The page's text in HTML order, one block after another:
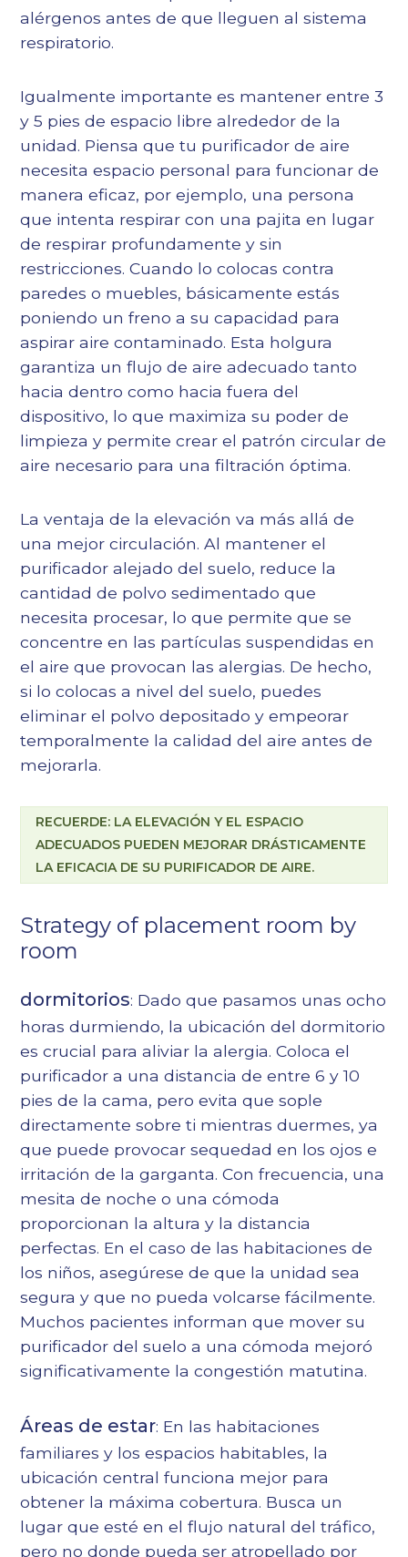
alérgenos antes de que lleguen al sistema
respiratorio.
Igualmente importante es mantener entre 3
y 5 pies de espacio libre alrededor de la
unidad. Piensa que tu purificador de aire
necesita espacio personal para funcionar de
manera eficaz, por ejemplo, una persona
que intenta respirar con una pajita en lugar
de respirar profundamente y sin
restricciones. Cuando lo colocas contra
paredes o muebles, básicamente estás
poniendo un freno a su capacidad para
aspirar aire contaminado. Esta holgura
garantiza un flujo de aire adecuado tanto
hacia dentro como hacia fuera del
dispositivo, lo que maximiza su poder de
limpieza y permite crear el patrón circular de
aire necesario para una filtración óptima.
La ventaja de la elevación va más allá de
una mejor circulación. Al mantener el
purificador alejado del suelo, reduce la
cantidad de polvo sedimentado que
necesita procesar, lo que permite que se
concentre en las partículas suspendidas en
el aire que provocan las alergias. De hecho,
si lo colocas a nivel del suelo, puedes
eliminar el polvo depositado y empeorar
temporalmente la calidad del aire antes de
mejorarla.
RECUERDE: LA ELEVACIÓN Y EL ESPACIO
ADECUADOS PUEDEN MEJORAR DRÁSTICAMENTE
LA EFICACIA DE SU PURIFICADOR DE AIRE.
Strategy of placement room by
room
dormitorios: Dado que pasamos unas ocho
horas durmiendo, la ubicación del dormitorio
es crucial para aliviar la alergia. Coloca el
purificador a una distancia de entre 6 y 10
pies de la cama, pero evita que sople
directamente sobre ti mientras duermes, ya
que puede provocar sequedad en los ojos e
irritación de la garganta. Con frecuencia, una
mesita de noche o una cómoda
proporcionan la altura y la distancia
perfectas. En el caso de las habitaciones de
los niños, asegúrese de que la unidad sea
segura y que no pueda volcarse fácilmente.
Muchos pacientes informan que mover su
purificador del suelo a una cómoda mejoró
significativamente la congestión matutina.
Áreas de estar: En las habitaciones
familiares y los espacios habitables, la
ubicación central funciona mejor para
obtener la máxima cobertura. Busca un
lugar que esté en el flujo natural del tráfico,
pero no donde pueda ser atropellado por